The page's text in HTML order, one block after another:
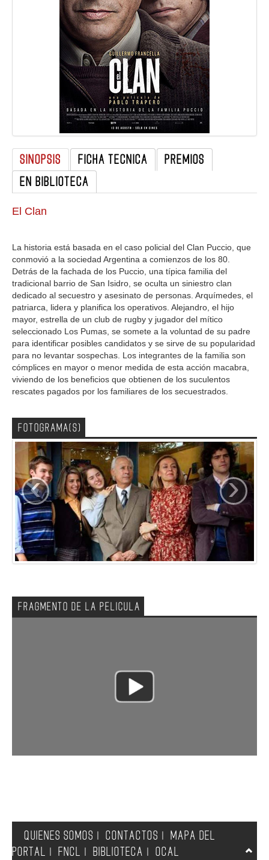
GALERIA
SINOPSIS FICHA TECNICA
PREMIOS
EN BIBLIOTECA
El Clan
La historia está basada en el caso policial del Clan Puccio, que
conmovió a la sociedad Argentina a comienzos de los 80.
Detrás de la fachada de los Puccio, una típica familia del
tradicional barrio de San Isidro, se oculta un siniestro clan
dedicado al secuestro y asesinato de personas. Arquímedes, el
patriarca, lidera y planifica los operativos. Alejandro, el hijo
mayor, estrella de un club de rugby y jugador del mítico
seleccionado Los Pumas, se somete a la voluntad de su padre
para identificar posibles candidatos y se sirve de su popularidad
para no levantar sospechas. Los integrantes de la familia son
cómplices en mayor o menor medida de esta acción macabra,
viviendo de los beneficios que obtienen de los suculentos
rescates pagados por los familiares de los secuestrados.
FOTOGRAMA(S)
‹ ›
FRAGMENTO DE LA PELICULA
QUIENES SOMOS CONTACTOS
MAPA DEL
PORTAL
FNCL BIBLIOTECA OCAL